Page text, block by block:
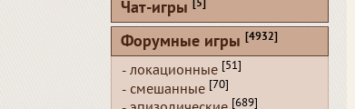
Чат-игры [5]
Форумные игры [4932]
- локационные [51]
- смешанные [70]
[689]